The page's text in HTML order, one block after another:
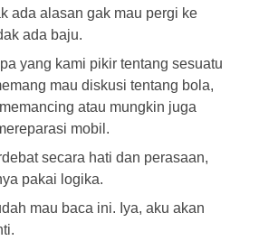
ada alasan gak mau pergi ke
ada baju.
yang kami pikir tentang sesuatu
mau diskusi tentang bola,
atau mungkin juga
mobil.
secara hati dan perasaan,
pakai logika.
mau baca ini. Iya, aku akan